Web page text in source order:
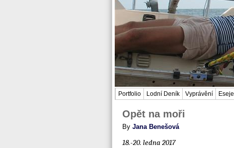
Portfolio Lodní Deník Vyprávění Eseje
Opět na moři
By Jana Benešová
18.-20. ledna 2017